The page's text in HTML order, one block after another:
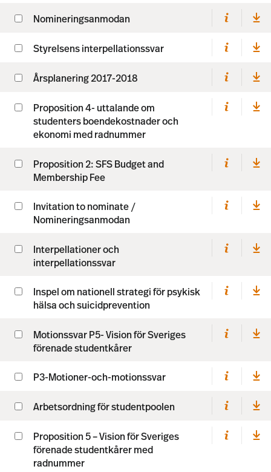
Nomineringsanmodan
Styrelsens interpellationssvar
Årsplanering 2017-2018
Proposition 4- uttalande om
studenters boendekostnader och
ekonomi med radnummer
Proposition 2: SFS Budget and
Membership Fee
Invitation to nominate /
Nomineringsanmodan
Interpellationer och
interpellationssvar
Inspel om nationell strategi för psykisk
hälsa och suicidprevention
Motionssvar P5- Vision för Sveriges
förenade studentkårer
P3-Motioner-och-motionssvar
Arbetsordning för studentpoolen
Proposition 5 – Vision för Sveriges
förenade studentkårer med
radnummer